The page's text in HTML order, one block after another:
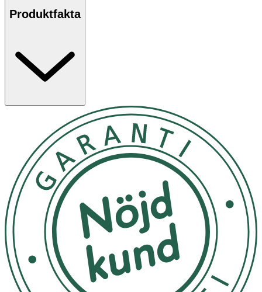
djur och människor. Kollagenet framställs av svinn från
ersätter inte en varierad kost utan bör kombineras med
en mångsidig och balanserad kost samt en hälsosam
Användning & Dosering
- Rekommenderad daglig dos: 1 dos påse dagligen.
Blanda i vatten, juice eller annan kyld dryck.
- Överskrid inte rekommenderad daglig dos.
- Kosttillskott bör inte användas som alternativ till en
varierad kost.
- Förvaras torrt i rumstemperatur, ej direkt i solljus. Väl
försluten och utom räckhåll för små barn.
INNEHÅLLSDEKLARATION 1 Dospåse %DRI*
Ecolovita 5000 mg **
Produktfakta